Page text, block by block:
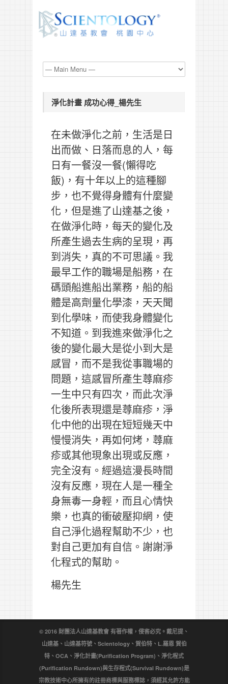
淨化計畫 成功心得_楊先生
在未做淨化之前，生活是日
出而做、日落而息的人，每
日有一餐沒一餐(懶得吃
飯)，有十年以上的這種腳
步，也不覺得身體有什麼變
化，但是進了山達基之後，
在做淨化時，每天的變化及
所產生過去生病的呈現，再
到消失，真的不可思議。我
最早工作的職場是船務，在
碼頭船進船出業務，船的船
體是高劑量化學漆，天天聞
到化學味，而使我身體變化
不知道。到我進來做淨化之
後的變化最大是從小到大是
感冒，而不是我從事職場的
問題，這感冒所產生蕁麻疹
一生中只有四次，而此次淨
化後所表現還是蕁麻疹，淨
化中他的出現在短短幾天中
慢慢消失，再如何烤，蕁麻
疹或其他現象出現或反應，
完全沒有。經過這漫長時間
沒有反應，現在人是一種全
身無毒一身輕，而且心情快
樂，也真的衝破壓抑網，使
自己淨化過程幫助不少，也
對自己更加有自信。謝謝淨
化程式的幫助。
楊先生
© 2016 財團法人山達基教會 有著作權，侵害必究。戴尼提、
山達基、山達基符號、Scientology、賀伯特、L.羅恩 賀伯
特、OCA、淨化計畫(Purification Program)、淨化程式
(Purification Rundown)與生存程式(Survival Rundown)是
宗教技術中心所擁有的註冊商標與服務標誌，須經其允許方能